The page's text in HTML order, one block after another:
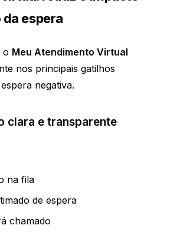
espera
o Meu Atendimento Virtual
nos principais gatilhos
negativa.
clara e transparente
na fila
de espera
chamado